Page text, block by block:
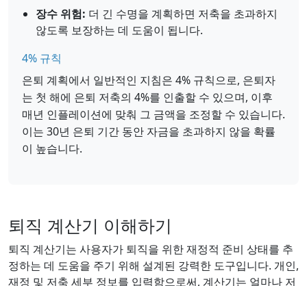
장수 위험: 더 긴 수명을 계획하면 저축을 초과하지
않도록 보장하는 데 도움이 됩니다.
4% 규칙
은퇴 계획에서 일반적인 지침은 4% 규칙으로, 은퇴자
는 첫 해에 은퇴 저축의 4%를 인출할 수 있으며, 이후
매년 인플레이션에 맞춰 그 금액을 조정할 수 있습니다.
이는 30년 은퇴 기간 동안 자금을 초과하지 않을 확률
이 높습니다.
퇴직 계산기 이해하기
퇴직 계산기는 사용자가 퇴직을 위한 재정적 준비 상태를 추
정하는 데 도움을 주기 위해 설계된 강력한 도구입니다. 개인,
재정 및 저축 세부 정보를 입력함으로써, 계산기는 얼마나 저